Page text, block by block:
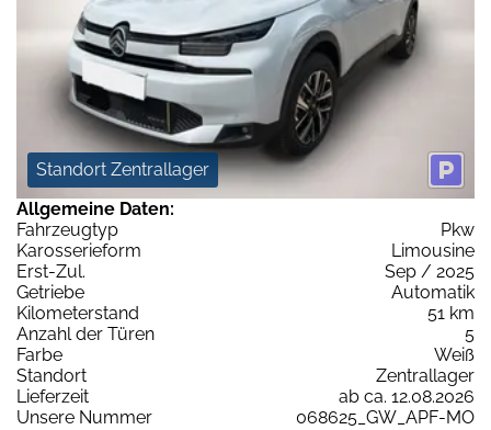
Standort Zentrallager
Allgemeine Daten:
Fahrzeugtyp
Pkw
Karosserieform
Limousine
Erst-Zul.
Sep / 2025
Getriebe
Automatik
Kilometerstand
51 km
Anzahl der Türen
5
Farbe
Weiß
Standort
Zentrallager
Lieferzeit
ab ca. 12.08.2026
Unsere Nummer
068625_GW_APF-MO